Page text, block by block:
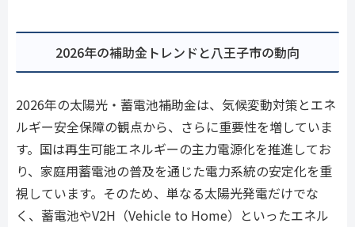
2026年の補助金トレンドと八王子市の動向
2026年の太陽光・蓄電池補助金は、気候変動対策とエネ
ルギー安全保障の観点から、さらに重要性を増していま
す。国は再生可能エネルギーの主力電源化を推進してお
り、家庭用蓄電池の普及を通じた電力系統の安定化を重
視しています。そのため、単なる太陽光発電だけでな
く、蓄電池やV2H（Vehicle to Home）といったエネル